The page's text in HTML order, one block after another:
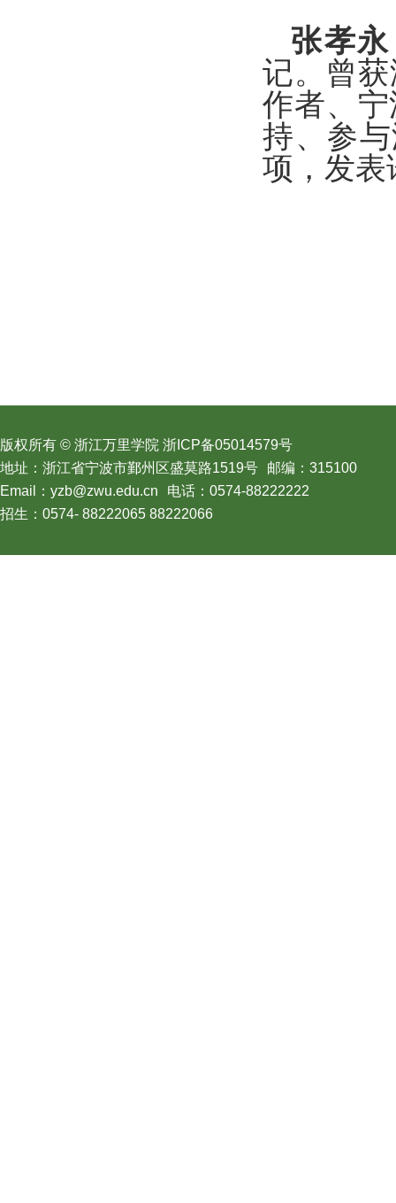
张孝
记。曾
作者、
持、参
项，发表
版权所有 © 浙江万里学院 浙ICP备05014579号
地址：浙江省宁波市鄞州区盛莫路1519号
邮编：315100
Email：yzb@zwu.edu.cn
电话：0574-88222222
招生：0574- 88222065 88222066